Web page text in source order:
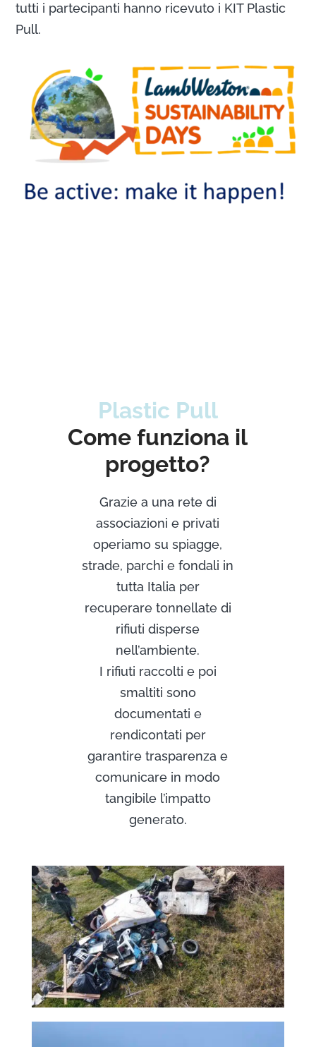
tutti i partecipanti hanno ricevuto i KIT Plastic
Pull.
Plastic Pull
Come funziona il
progetto?
Grazie a una rete di
associazioni e privati
operiamo su spiagge,
strade, parchi e fondali in
tutta Italia per
recuperare tonnellate di
rifiuti disperse
nell’ambiente.
I rifiuti raccolti e poi
smaltiti sono
documentati e
rendicontati per
garantire trasparenza e
comunicare in modo
tangibile l’impatto
generato.